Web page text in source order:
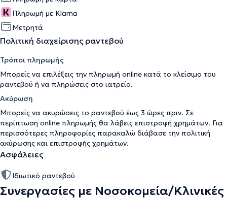
Πληρωμή με Klarna
Μετρητά
Πολιτική διαχείρισης ραντεβού
Τρόποι πληρωμής
Μπορείς να επιλέξεις την πληρωμή online κατά το κλείσιμο του
ραντεβού ή να πληρώσεις στο ιατρείο.
Ακύρωση
Μπορείς να ακυρώσεις το ραντεβού έως 3 ώρες πριν. Σε
περίπτωση online πληρωμής θα λάβεις επιστροφή χρημάτων. Για
περισσότερες πληροφορίες παρακαλώ διάβασε την πολιτική
ακύρωσης και επιστροφής χρημάτων.
Ασφάλειες
Ιδιωτικό ραντεβού
Συνεργασίες με Νοσοκομεία/Κλινικές